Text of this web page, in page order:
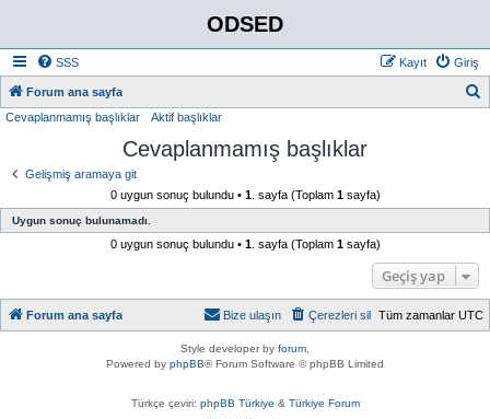
ODSED
SSS Giriş
Kayıt
Forum ana sayfa
Cevaplanmamış başlıklar Aktif başlıklar
Cevaplanmamış başlıklar
Gelişmiş aramaya git
0 uygun sonuç bulundu • 1. sayfa (Toplam 1sayfa)
Uygun sonuç bulunamadı.
0 uygun sonuç bulundu • 1. sayfa (Toplam 1sayfa)
Geçiş yap
Forum ana sayfa Tüm zamanlar UTC
Çerezleri sil
Bize ulaşın
Style developer by forum
Powered by phpBB® Forum Software © phpBB Limited
Türkçe çeviri: phpBB Türkiye & Türkiye Forum